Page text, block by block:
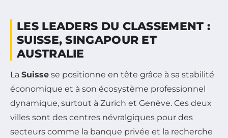
LES LEADERS DU CLASSEMENT :
SUISSE, SINGAPOUR ET
AUSTRALIE
La Suisse se positionne en tête grâce à sa stabilité
économique et à son écosystème professionnel
dynamique, surtout à Zurich et Genève. Ces deux
villes sont des centres névralgiques pour des
secteurs comme la banque privée et la recherche